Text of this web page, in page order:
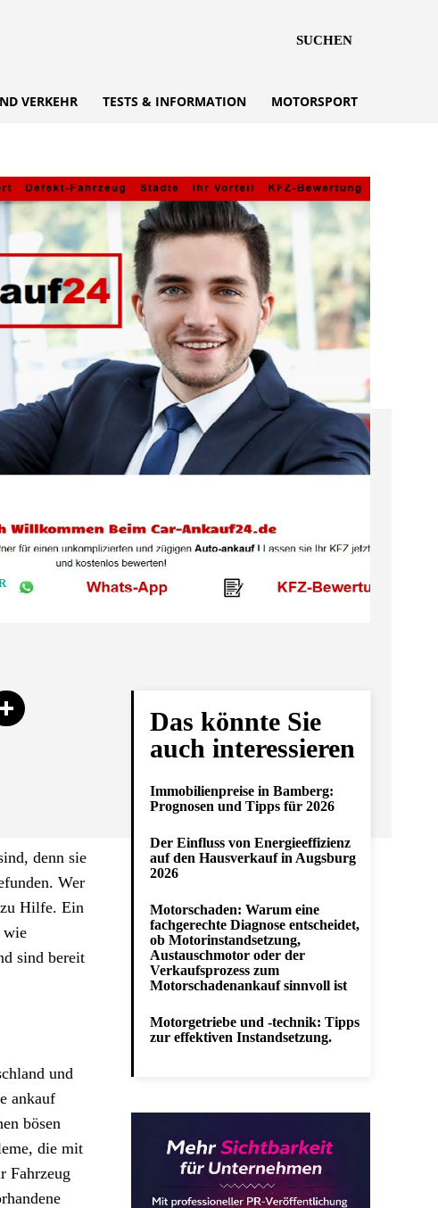
SUCHEN
VERKEHR TESTS & INFORMATION MOTORSPORT
denn sie
Wer
Hilfe. Ein
wie
sind bereit
und
ankauf
bösen
die mit
Fahrzeug
Das könnte Sie
auch interessieren
Immobilienpreise in Bamberg:
Prognosen und Tipps für 2026
Der Einfluss von Energieeffizienz
auf den Hausverkauf in Augsburg
2026
Motorschaden: Warum eine
fachgerechte Diagnose entscheidet,
ob Motorinstandsetzung,
Austauschmotor oder der
Verkaufsprozess zum
Motorschadenankauf sinnvoll ist
Motorgetriebe und -technik: Tipps
zur effektiven Instandsetzung.